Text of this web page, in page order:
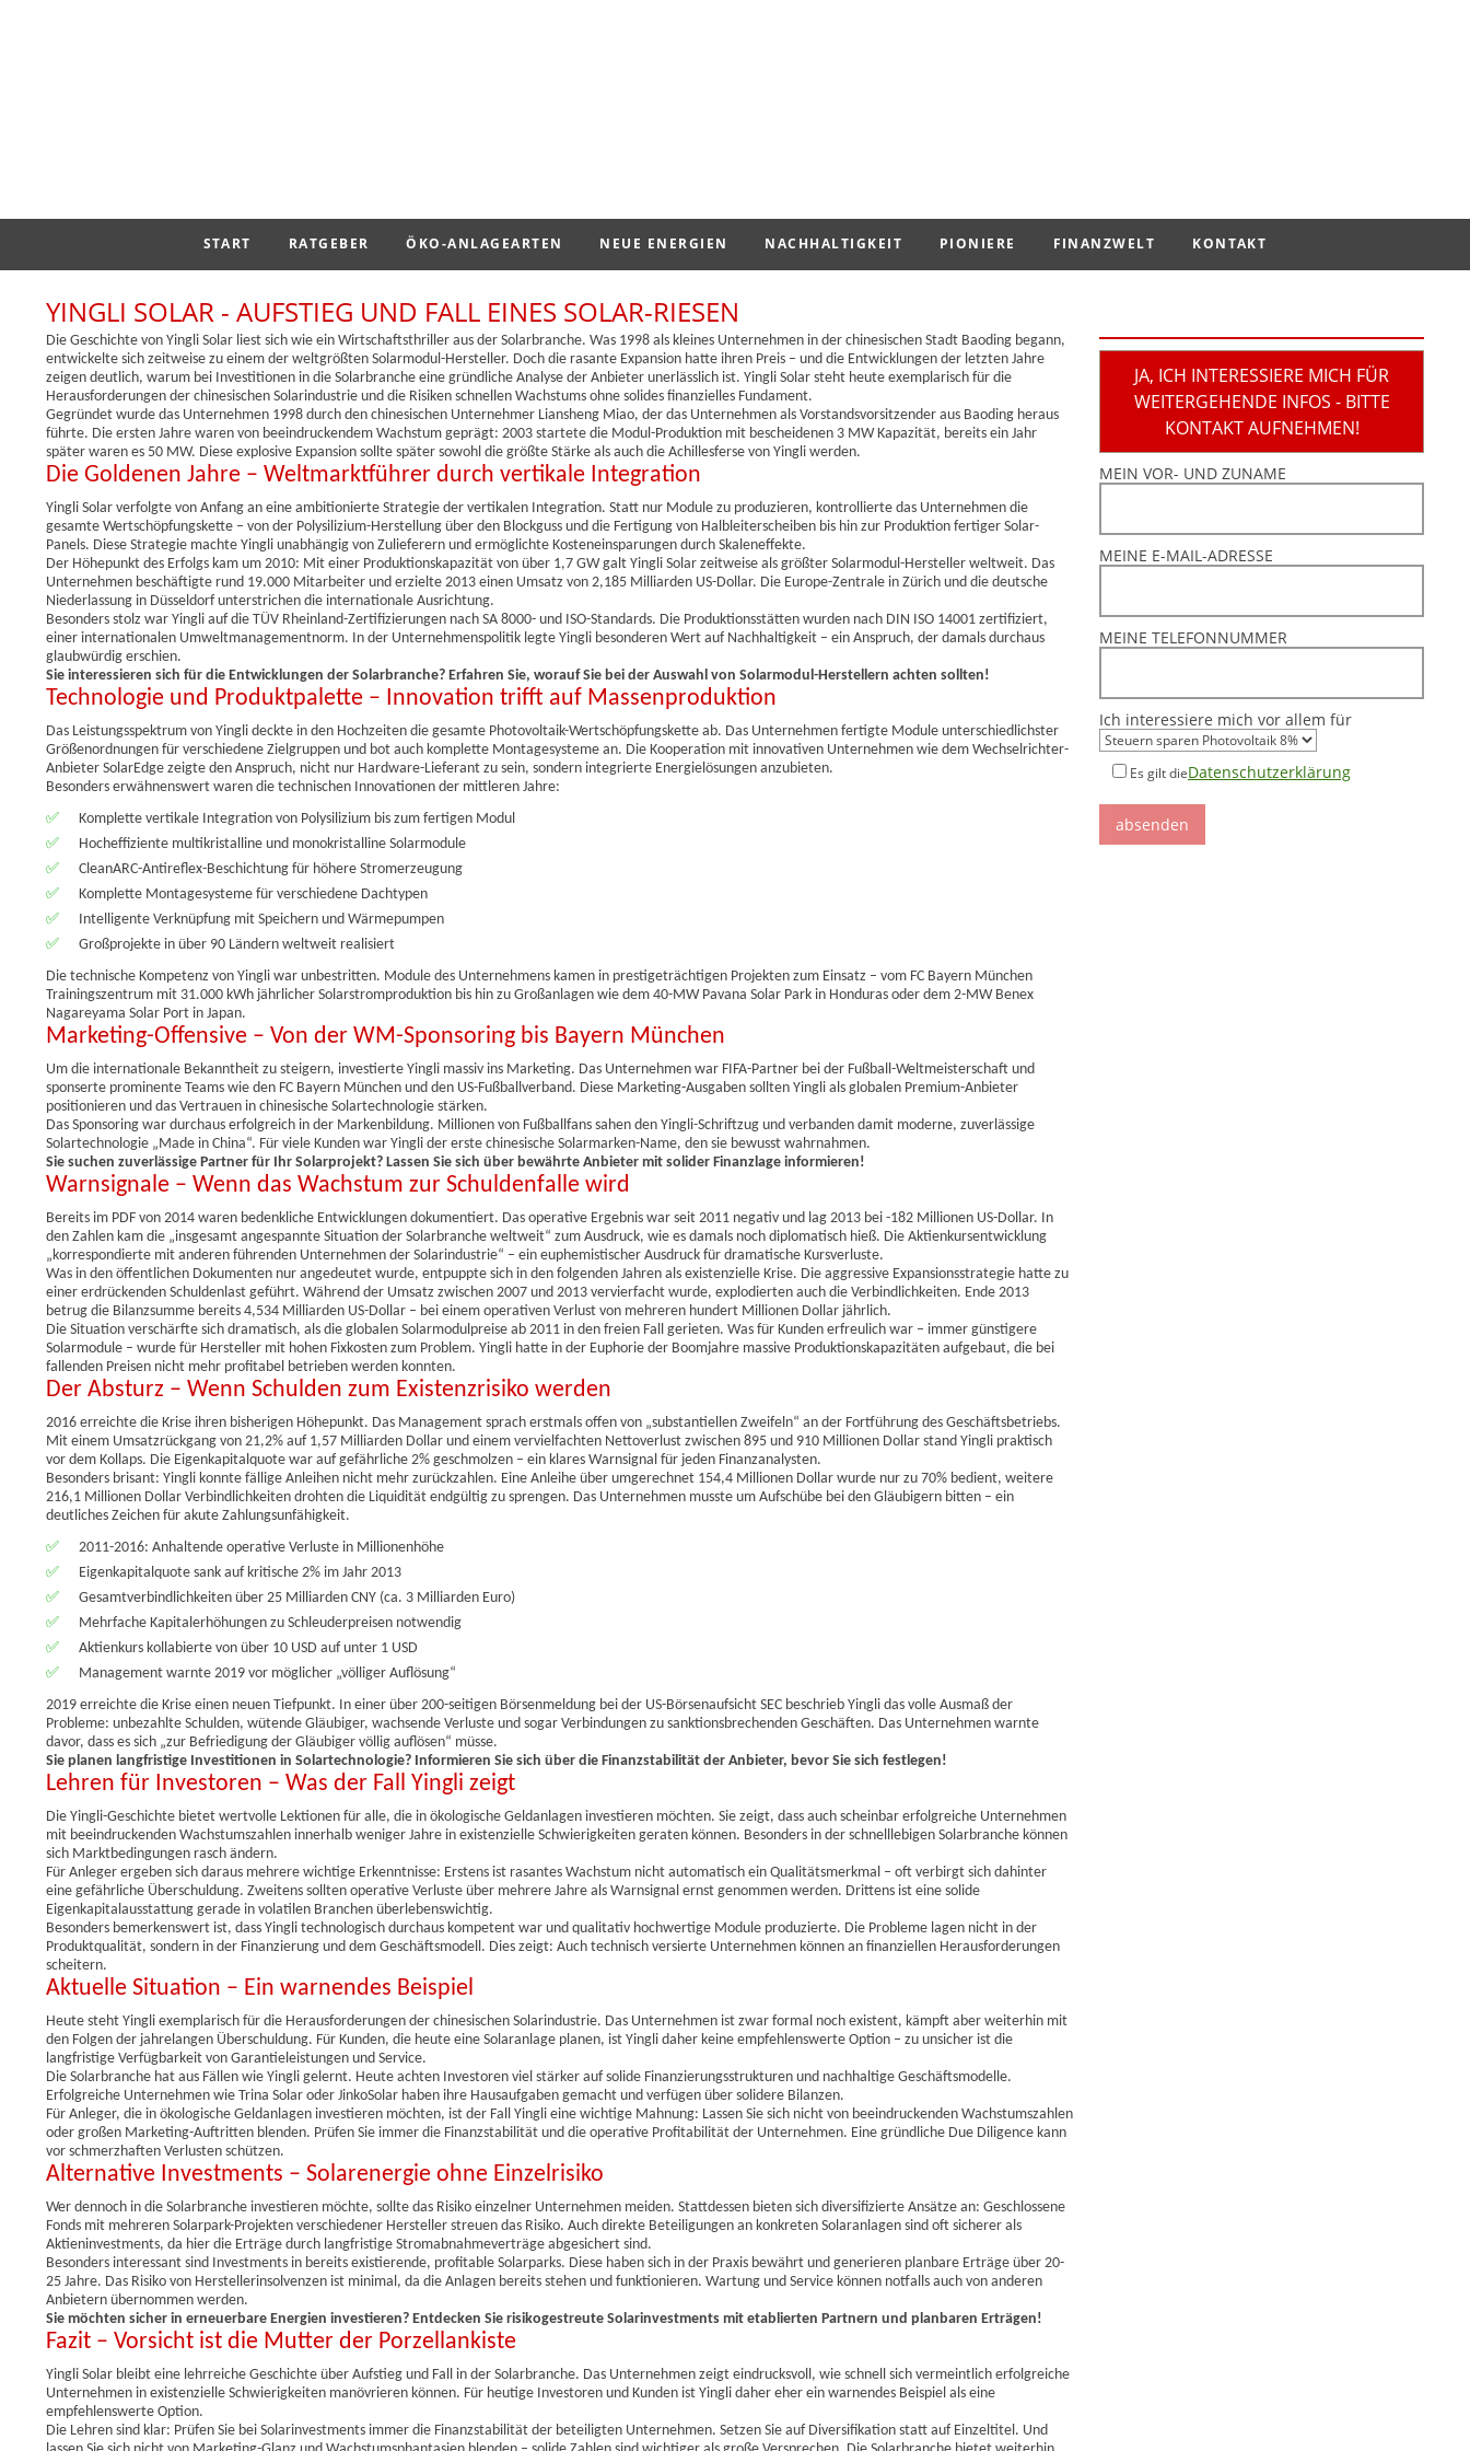
START RATGEBER ÖKO-ANLAGEARTEN NEUE ENERGIEN NACHHALTIGKEIT PIONIERE FINANZWELT KONTAKT
YINGLI SOLAR - AUFSTIEG UND FALL EINES SOLAR-RIESEN
Die Geschichte von Yingli Solar liest sich wie ein Wirtschaftsthriller aus der Solarbranche. Was 1998 als kleines Unternehmen in der chinesischen Stadt Baoding begann,
entwickelte sich zeitweise zu einem der weltgrößten Solarmodul-Hersteller. Doch die rasante Expansion hatte ihren Preis – und die Entwicklungen der letzten Jahre
zeigen deutlich, warum bei Investitionen in die Solarbranche eine gründliche Analyse der Anbieter unerlässlich ist. Yingli Solar steht heute exemplarisch für die
Herausforderungen der chinesischen Solarindustrie und die Risiken schnellen Wachstums ohne solides finanzielles Fundament.
Gegründet wurde das Unternehmen 1998 durch den chinesischen Unternehmer Liansheng Miao, der das Unternehmen als Vorstandsvorsitzender aus Baoding heraus
führte. Die ersten Jahre waren von beeindruckendem Wachstum geprägt: 2003 startete die Modul-Produktion mit bescheidenen 3 MW Kapazität, bereits ein Jahr
später waren es 50 MW. Diese explosive Expansion sollte später sowohl die größte Stärke als auch die Achillesferse von Yingli werden.
Die Goldenen Jahre – Weltmarktführer durch vertikale Integration
Yingli Solar verfolgte von Anfang an eine ambitionierte Strategie der vertikalen Integration. Statt nur Module zu produzieren, kontrollierte das Unternehmen die
gesamte Wertschöpfungskette – von der Polysilizium-Herstellung über den Blockguss und die Fertigung von Halbleiterscheiben bis hin zur Produktion fertiger Solar-
Panels. Diese Strategie machte Yingli unabhängig von Zulieferern und ermöglichte Kosteneinsparungen durch Skaleneffekte.
Der Höhepunkt des Erfolgs kam um 2010: Mit einer Produktionskapazität von über 1,7 GW galt Yingli Solar zeitweise als größter Solarmodul-Hersteller weltweit. Das
Unternehmen beschäftigte rund 19.000 Mitarbeiter und erzielte 2013 einen Umsatz von 2,185 Milliarden US-Dollar. Die Europe-Zentrale in Zürich und die deutsche
Niederlassung in Düsseldorf unterstrichen die internationale Ausrichtung.
Besonders stolz war Yingli auf die TÜV Rheinland-Zertifizierungen nach SA 8000- und ISO-Standards. Die Produktionsstätten wurden nach DIN ISO 14001 zertifiziert,
einer internationalen Umweltmanagementnorm. In der Unternehmenspolitik legte Yingli besonderen Wert auf Nachhaltigkeit – ein Anspruch, der damals durchaus
glaubwürdig erschien.
Sie interessieren sich für die Entwicklungen der Solarbranche? Erfahren Sie, worauf Sie bei der Auswahl von Solarmodul-Herstellern achten sollten!
Technologie und Produktpalette – Innovation trifft auf Massenproduktion
Das Leistungsspektrum von Yingli deckte in den Hochzeiten die gesamte Photovoltaik-Wertschöpfungskette ab. Das Unternehmen fertigte Module unterschiedlichster
Größenordnungen für verschiedene Zielgruppen und bot auch komplette Montagesysteme an. Die Kooperation mit innovativen Unternehmen wie dem Wechselrichter-
Anbieter SolarEdge zeigte den Anspruch, nicht nur Hardware-Lieferant zu sein, sondern integrierte Energielösungen anzubieten.
Besonders erwähnenswert waren die technischen Innovationen der mittleren Jahre:
✅
Komplette vertikale Integration von Polysilizium bis zum fertigen Modul
✅
Hocheffiziente multikristalline und monokristalline Solarmodule
✅
CleanARC-Antireflex-Beschichtung für höhere Stromerzeugung
✅
Komplette Montagesysteme für verschiedene Dachtypen
✅
Intelligente Verknüpfung mit Speichern und Wärmepumpen
✅
Großprojekte in über 90 Ländern weltweit realisiert
Die technische Kompetenz von Yingli war unbestritten. Module des Unternehmens kamen in prestigeträchtigen Projekten zum Einsatz – vom FC Bayern München
Trainingszentrum mit 31.000 kWh jährlicher Solarstromproduktion bis hin zu Großanlagen wie dem 40-MW Pavana Solar Park in Honduras oder dem 2-MW Benex
Nagareyama Solar Port in Japan.
Marketing-Offensive – Von der WM-Sponsoring bis Bayern München
Um die internationale Bekanntheit zu steigern, investierte Yingli massiv ins Marketing. Das Unternehmen war FIFA-Partner bei der Fußball-Weltmeisterschaft und
sponserte prominente Teams wie den FC Bayern München und den US-Fußballverband. Diese Marketing-Ausgaben sollten Yingli als globalen Premium-Anbieter
positionieren und das Vertrauen in chinesische Solartechnologie stärken.
Das Sponsoring war durchaus erfolgreich in der Markenbildung. Millionen von Fußballfans sahen den Yingli-Schriftzug und verbanden damit moderne, zuverlässige
Solartechnologie „Made in China“. Für viele Kunden war Yingli der erste chinesische Solarmarken-Name, den sie bewusst wahrnahmen.
Sie suchen zuverlässige Partner für Ihr Solarprojekt? Lassen Sie sich über bewährte Anbieter mit solider Finanzlage informieren!
Warnsignale – Wenn das Wachstum zur Schuldenfalle wird
Bereits im PDF von 2014 waren bedenkliche Entwicklungen dokumentiert. Das operative Ergebnis war seit 2011 negativ und lag 2013 bei -182 Millionen US-Dollar. In
den Zahlen kam die „insgesamt angespannte Situation der Solarbranche weltweit“ zum Ausdruck, wie es damals noch diplomatisch hieß. Die Aktienkursentwicklung
„korrespondierte mit anderen führenden Unternehmen der Solarindustrie“ – ein euphemistischer Ausdruck für dramatische Kursverluste.
Was in den öffentlichen Dokumenten nur angedeutet wurde, entpuppte sich in den folgenden Jahren als existenzielle Krise. Die aggressive Expansionsstrategie hatte zu
einer erdrückenden Schuldenlast geführt. Während der Umsatz zwischen 2007 und 2013 vervierfacht wurde, explodierten auch die Verbindlichkeiten. Ende 2013
betrug die Bilanzsumme bereits 4,534 Milliarden US-Dollar – bei einem operativen Verlust von mehreren hundert Millionen Dollar jährlich.
Die Situation verschärfte sich dramatisch, als die globalen Solarmodulpreise ab 2011 in den freien Fall gerieten. Was für Kunden erfreulich war – immer günstigere
Solarmodule – wurde für Hersteller mit hohen Fixkosten zum Problem. Yingli hatte in der Euphorie der Boomjahre massive Produktionskapazitäten aufgebaut, die bei
fallenden Preisen nicht mehr profitabel betrieben werden konnten.
Der Absturz – Wenn Schulden zum Existenzrisiko werden
2016 erreichte die Krise ihren bisherigen Höhepunkt. Das Management sprach erstmals offen von „substantiellen Zweifeln“ an der Fortführung des Geschäftsbetriebs.
Mit einem Umsatzrückgang von 21,2% auf 1,57 Milliarden Dollar und einem vervielfachten Nettoverlust zwischen 895 und 910 Millionen Dollar stand Yingli praktisch
vor dem Kollaps. Die Eigenkapitalquote war auf gefährliche 2% geschmolzen – ein klares Warnsignal für jeden Finanzanalysten.
Besonders brisant: Yingli konnte fällige Anleihen nicht mehr zurückzahlen. Eine Anleihe über umgerechnet 154,4 Millionen Dollar wurde nur zu 70% bedient, weitere
216,1 Millionen Dollar Verbindlichkeiten drohten die Liquidität endgültig zu sprengen. Das Unternehmen musste um Aufschübe bei den Gläubigern bitten – ein
deutliches Zeichen für akute Zahlungsunfähigkeit.
✅
2011-2016: Anhaltende operative Verluste in Millionenhöhe
✅
Eigenkapitalquote sank auf kritische 2% im Jahr 2013
✅
Gesamtverbindlichkeiten über 25 Milliarden CNY (ca. 3 Milliarden Euro)
✅
Mehrfache Kapitalerhöhungen zu Schleuderpreisen notwendig
✅
Aktienkurs kollabierte von über 10 USD auf unter 1 USD
✅
Management warnte 2019 vor möglicher „völliger Auflösung“
2019 erreichte die Krise einen neuen Tiefpunkt. In einer über 200-seitigen Börsenmeldung bei der US-Börsenaufsicht SEC beschrieb Yingli das volle Ausmaß der
Probleme: unbezahlte Schulden, wütende Gläubiger, wachsende Verluste und sogar Verbindungen zu sanktionsbrechenden Geschäften. Das Unternehmen warnte
davor, dass es sich „zur Befriedigung der Gläubiger völlig auflösen“ müsse.
Sie planen langfristige Investitionen in Solartechnologie? Informieren Sie sich über die Finanzstabilität der Anbieter, bevor Sie sich festlegen!
Lehren für Investoren – Was der Fall Yingli zeigt
Die Yingli-Geschichte bietet wertvolle Lektionen für alle, die in ökologische Geldanlagen investieren möchten. Sie zeigt, dass auch scheinbar erfolgreiche Unternehmen
mit beeindruckenden Wachstumszahlen innerhalb weniger Jahre in existenzielle Schwierigkeiten geraten können. Besonders in der schnelllebigen Solarbranche können
sich Marktbedingungen rasch ändern.
Für Anleger ergeben sich daraus mehrere wichtige Erkenntnisse: Erstens ist rasantes Wachstum nicht automatisch ein Qualitätsmerkmal – oft verbirgt sich dahinter
eine gefährliche Überschuldung. Zweitens sollten operative Verluste über mehrere Jahre als Warnsignal ernst genommen werden. Drittens ist eine solide
Eigenkapitalausstattung gerade in volatilen Branchen überlebenswichtig.
Besonders bemerkenswert ist, dass Yingli technologisch durchaus kompetent war und qualitativ hochwertige Module produzierte. Die Probleme lagen nicht in der
Produktqualität, sondern in der Finanzierung und dem Geschäftsmodell. Dies zeigt: Auch technisch versierte Unternehmen können an finanziellen Herausforderungen
scheitern.
Aktuelle Situation – Ein warnendes Beispiel
Heute steht Yingli exemplarisch für die Herausforderungen der chinesischen Solarindustrie. Das Unternehmen ist zwar formal noch existent, kämpft aber weiterhin mit
den Folgen der jahrelangen Überschuldung. Für Kunden, die heute eine Solaranlage planen, ist Yingli daher keine empfehlenswerte Option – zu unsicher ist die
langfristige Verfügbarkeit von Garantieleistungen und Service.
Die Solarbranche hat aus Fällen wie Yingli gelernt. Heute achten Investoren viel stärker auf solide Finanzierungsstrukturen und nachhaltige Geschäftsmodelle.
Erfolgreiche Unternehmen wie Trina Solar oder JinkoSolar haben ihre Hausaufgaben gemacht und verfügen über solidere Bilanzen.
Für Anleger, die in ökologische Geldanlagen investieren möchten, ist der Fall Yingli eine wichtige Mahnung: Lassen Sie sich nicht von beeindruckenden Wachstumszahlen
oder großen Marketing-Auftritten blenden. Prüfen Sie immer die Finanzstabilität und die operative Profitabilität der Unternehmen. Eine gründliche Due Diligence kann
vor schmerzhaften Verlusten schützen.
Alternative Investments – Solarenergie ohne Einzelrisiko
Wer dennoch in die Solarbranche investieren möchte, sollte das Risiko einzelner Unternehmen meiden. Stattdessen bieten sich diversifizierte Ansätze an: Geschlossene
Fonds mit mehreren Solarpark-Projekten verschiedener Hersteller streuen das Risiko. Auch direkte Beteiligungen an konkreten Solaranlagen sind oft sicherer als
Aktieninvestments, da hier die Erträge durch langfristige Stromabnahmeverträge abgesichert sind.
Besonders interessant sind Investments in bereits existierende, profitable Solarparks. Diese haben sich in der Praxis bewährt und generieren planbare Erträge über 20-
25 Jahre. Das Risiko von Herstellerinsolvenzen ist minimal, da die Anlagen bereits stehen und funktionieren. Wartung und Service können notfalls auch von anderen
Anbietern übernommen werden.
Sie möchten sicher in erneuerbare Energien investieren? Entdecken Sie risikogestreute Solarinvestments mit etablierten Partnern und planbaren Erträgen!
Fazit – Vorsicht ist die Mutter der Porzellankiste
Yingli Solar bleibt eine lehrreiche Geschichte über Aufstieg und Fall in der Solarbranche. Das Unternehmen zeigt eindrucksvoll, wie schnell sich vermeintlich erfolgreiche
Unternehmen in existenzielle Schwierigkeiten manövrieren können. Für heutige Investoren und Kunden ist Yingli daher eher ein warnendes Beispiel als eine
empfehlenswerte Option.
Die Lehren sind klar: Prüfen Sie bei Solarinvestments immer die Finanzstabilität der beteiligten Unternehmen. Setzen Sie auf Diversifikation statt auf Einzeltitel. Und
JA, ICH INTERESSIERE MICH FÜR
WEITERGEHENDE INFOS - BITTE
KONTAKT AUFNEHMEN!
MEIN VOR- UND ZUNAME
MEINE E-MAIL-ADRESSE
MEINE TELEFONNUMMER
Ich interessiere mich vor allem für
Es gilt dieDatenschutzerklärung